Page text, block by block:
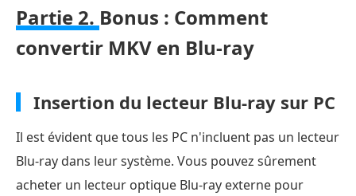
Partie 2. Bonus : Comment
convertir MKV en Blu-ray
Insertion du lecteur Blu-ray sur PC
Il est évident que tous les PC n'incluent pas un lecteur
Blu-ray dans leur système. Vous pouvez sûrement
acheter un lecteur optique Blu-ray externe pour